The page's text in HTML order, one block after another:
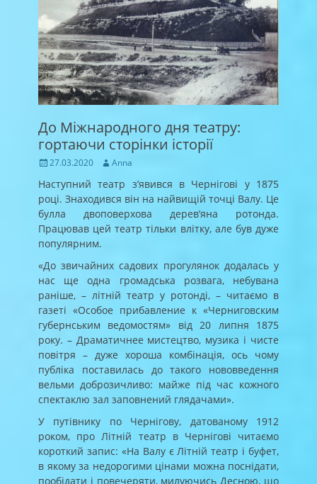
До Міжнародного дня театру:
гортаючи сторінки історії
Posted
27.03.2020 Author
Anna
Наступний театр з’явився в Чернігові у 1875
році. Знаходився він на найвищій точці Валу. Це
булла двоповерхова дерев’яна ротонда.
Працював цей театр тільки влітку, але був дуже
популярним.
«До звичайних садових прогулянок додалась у
нас ще одна громадська розвага, небувана
раніше, – літній театр у ротонді, – читаємо в
газеті «Особое прибавление к «Черниговским
губернським ведомостям» від 20 липня 1875
року. – Драматичнее мистецтво, музика і чисте
повітря – дуже хороша комбінація, ось чому
публіка поставилась до такого нововведення
вельми доброзичливо: майже під час кожного
спектаклю зал заповнений глядачами».
У путівнику по Чернігову, датованому 1912
роком, про Літній театр в Чернігові читаємо
короткий запис: «На Валу є Літній театр і буфет,
в якому за недорогими цінами можна поснідати,
пообідати і повечеряти, милуючись Десною, що